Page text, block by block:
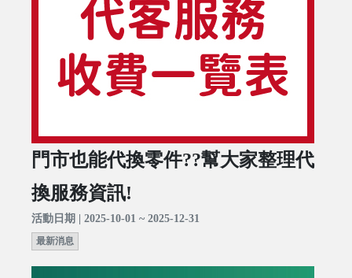
門市也能代換零件??幫大家整理代
換服務資訊!
活動日期 | 2025-10-01 ~ 2025-12-31
最新消息